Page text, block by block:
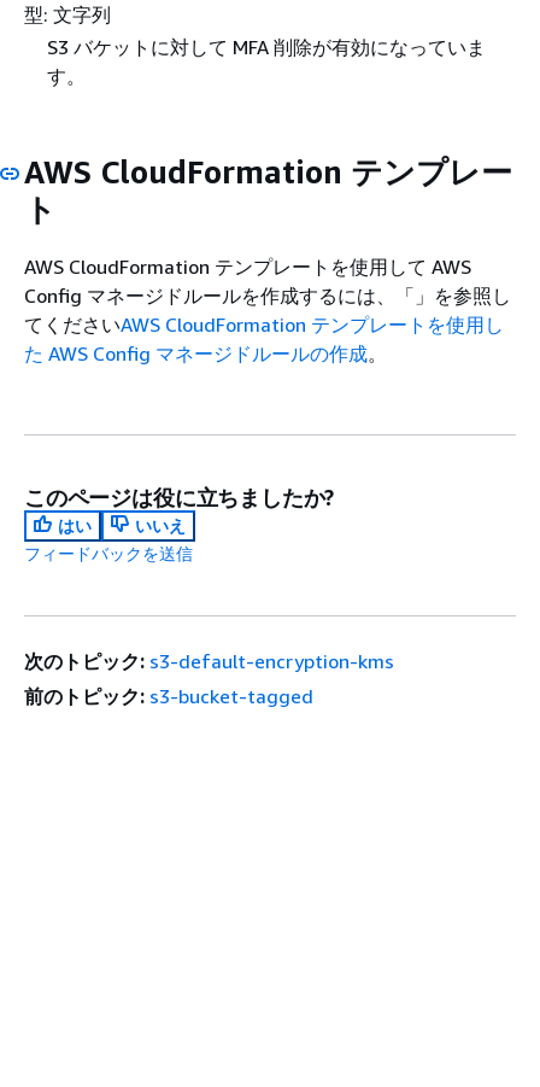
型: 文字列
S3 バケットに対して MFA 削除が有効になっていま
す。
AWS CloudFormation テンプレー
ト
AWS CloudFormation テンプレートを使用して AWS
Config マネージドルールを作成するには、「」を参照し
てくださいAWS CloudFormation テンプレートを使用し
た AWS Config マネージドルールの作成。
このページは役に立ちましたか?
はい
いいえ
フィードバックを送信
次のトピック: s3-default-encryption-kms
前のトピック: s3-bucket-tagged